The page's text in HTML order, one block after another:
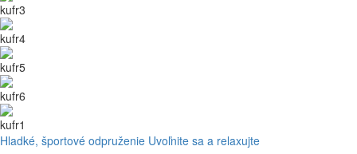
Hladké, športové odpruženie Uvoľnite sa a relaxujte